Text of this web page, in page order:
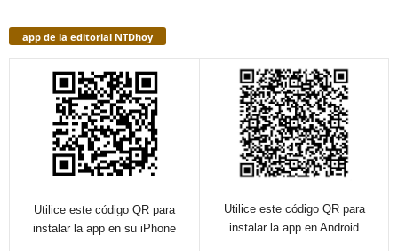
app de la editorial NTDhoy
Utilice este código QR para
instalar la app en su iPhone
Utilice este código QR para
instalar la app en Android